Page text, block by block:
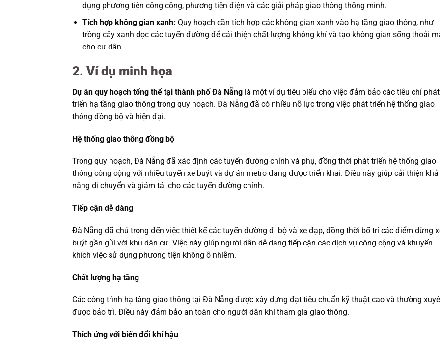
dụng phương tiện công cộng, phương tiện điện và các giải pháp giao thông thông minh.
Tích hợp không gian xanh: Quy hoạch cần tích hợp các không gian xanh vào hạ tầng giao thông, như
trồng cây xanh dọc các tuyến đường để cải thiện chất lượng không khí và tạo không gian sống thoải
cho cư dân.
2. Ví dụ minh họa
Dự án quy hoạch tổng thể tại thành phố Đà Nẵng là một ví dụ tiêu biểu cho việc đảm bảo các tiêu chí phát
triển hạ tầng giao thông trong quy hoạch. Đà Nẵng đã có nhiều nỗ lực trong việc phát triển hệ thống giao
thông đồng bộ và hiện đại.
Hệ thống giao thông đồng bộ
Trong quy hoạch, Đà Nẵng đã xác định các tuyến đường chính và phụ, đồng thời phát triển hệ thống giao
thông công cộng với nhiều tuyến xe buýt và dự án metro đang được triển khai. Điều này giúp cải thiện khả
năng di chuyển và giảm tải cho các tuyến đường chính.
Tiếp cận dễ dàng
Đà Nẵng đã chú trọng đến việc thiết kế các tuyến đường đi bộ và xe đạp, đồng thời bố trí các điểm dừng
buýt gần gũi với khu dân cư. Việc này giúp người dân dễ dàng tiếp cận các dịch vụ công cộng và khuyến
khích việc sử dụng phương tiện không ô nhiễm.
Chất lượng hạ tầng
Các công trình hạ tầng giao thông tại Đà Nẵng được xây dựng đạt tiêu chuẩn kỹ thuật cao và thường
được bảo trì. Điều này đảm bảo an toàn cho người dân khi tham gia giao thông.
Thích ứng với biến đổi khí hậu